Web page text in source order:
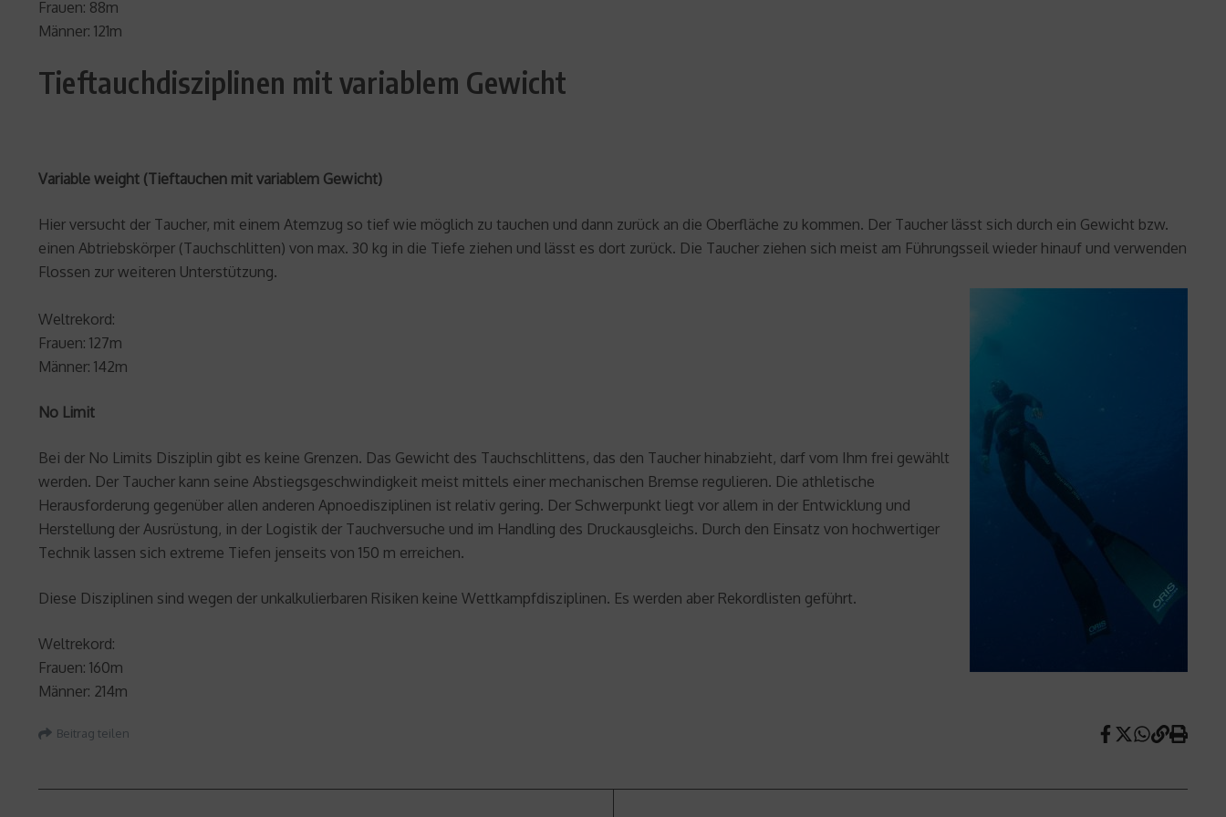
Frauen: 88m
Männer: 121m
Tieftauchdisziplinen mit variablem Gewicht
Variable weight (Tieftauchen mit variablem Gewicht)
Hier versucht der Taucher, mit einem Atemzug so tief wie möglich zu tauchen und dann zurück an die Oberfläche zu kommen. Der Taucher lässt sich durch ein Gewicht bzw.
einen Abtriebskörper (Tauchschlitten) von max. 30 kg in die Tiefe ziehen und lässt es dort zurück. Die Taucher ziehen sich meist am Führungsseil wieder hinauf und verwenden
Flossen zur weiteren Unterstützung.
Weltrekord:
Frauen: 127m
Männer: 142m
No Limit
Bei der No Limits Disziplin gibt es keine Grenzen. Das Gewicht des Tauchschlittens, das den Taucher hinabzieht, darf vom Ihm frei gewählt
werden. Der Taucher kann seine Abstiegsgeschwindigkeit meist mittels einer mechanischen Bremse regulieren. Die athletische
Herausforderung gegenüber allen anderen Apnoedisziplinen ist relativ gering. Der Schwerpunkt liegt vor allem in der Entwicklung und
Herstellung der Ausrüstung, in der Logistik der Tauchversuche und im Handling des Druckausgleichs. Durch den Einsatz von hochwertiger
Technik lassen sich extreme Tiefen jenseits von 150 m erreichen.
Diese Disziplinen sind wegen der unkalkulierbaren Risiken keine Wettkampfdisziplinen. Es werden aber Rekordlisten geführt.
Weltrekord:
Frauen: 160m
Männer: 214m
Beitrag teilen